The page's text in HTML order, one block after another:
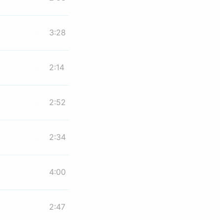
3:28
2:14
2:52
2:34
4:00
2:47